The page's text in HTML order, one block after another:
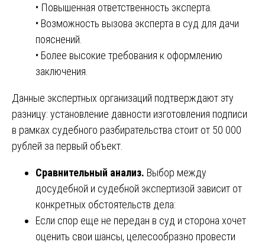
• Повышенная ответственность эксперта.
• Возможность вызова эксперта в суд для дачи
пояснений.
• Более высокие требования к оформлению
заключения.
Данные экспертных организаций подтверждают эту
разницу: установление давности изготовления подписи
в рамках судебного разбирательства стоит от 50 000
рублей за первый объект.
Сравнительный анализ. Выбор между
досудебной и судебной экспертизой зависит от
конкретных обстоятельств дела:
Если спор еще не передан в суд и сторона хочет
оценить свои шансы, целесообразно провести